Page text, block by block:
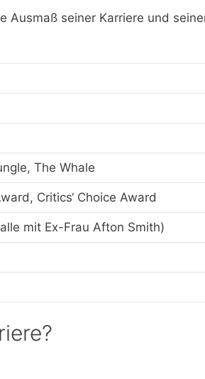
Ausmaß seiner Karriere und
The Whale
Critics‘ Choice Award
mit Ex-Frau Afton Smith)